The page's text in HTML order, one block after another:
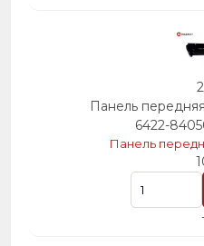
Панель
6422-
Панель